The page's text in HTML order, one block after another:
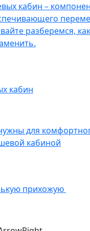
кабин –
разберемся,
кабин
для
кабиной
прихожую